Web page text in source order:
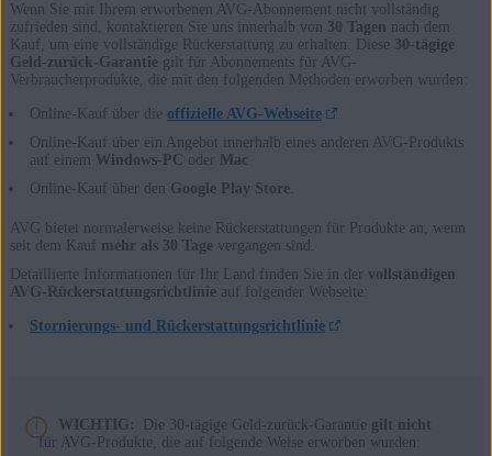
Wenn Sie mit Ihrem erworbenen AVG-Abonnement nicht vollständig
zufrieden sind, kontaktieren Sie uns innerhalb von 30 Tagen nach dem
Kauf, um eine vollständige Rückerstattung zu erhalten. Diese 30-tägige
Geld-zurück-Garantiegilt für Abonnements für AVG-
Verbraucherprodukte, die mit den folgenden Methoden erworben wurden:
Online-Kauf über die offizielle AVG-Webseite
.
Online-Kauf über ein Angebot innerhalb eines anderen AVG-Produkts
auf einem Windows-PC oder Mac
Online-Kauf über den Google Play Store.
AVG bietet normalerweise keine Rückerstattungen für Produkte an, wenn
seit dem Kauf mehr als 30 Tagevergangen sind.
Detaillierte Informationen für Ihr Land finden Sie in der vollständigen
AVG-Rückerstattungsrichtlinieauf folgender Webseite:
Stornierungs- und Rückerstattungsrichtlinie
WICHTIG: Die 30-tägige Geld-zurück-Garantie gilt nicht
für AVG-Produkte, die auf folgende Weise erworben wurden: